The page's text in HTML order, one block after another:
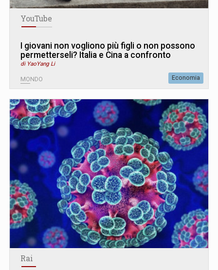
YouTube
I giovani non vogliono più figli o non possono
permetterseli? Italia e Cina a confronto
di YaoYang Li
MONDO Economia
Rai